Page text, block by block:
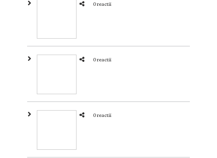
0 reactii
0 reactii
0 reactii